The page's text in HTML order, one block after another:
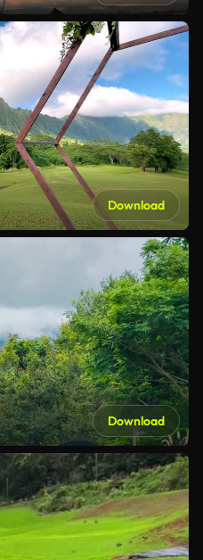
Download
Download